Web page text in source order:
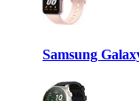
Samsung